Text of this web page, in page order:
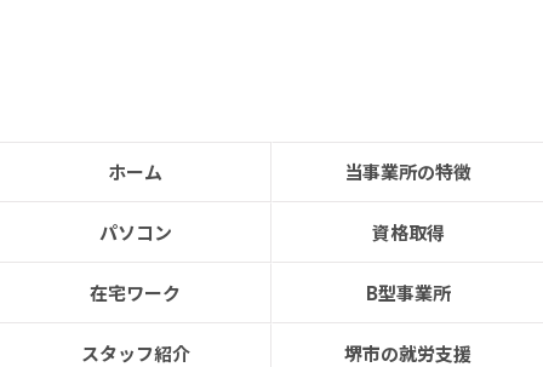
ホーム 当事業所の特徴
パソコン 資格取得
在宅ワーク B型事業所
スタッフ紹介 堺市の就労支援